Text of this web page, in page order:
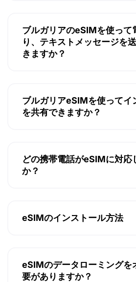
ブルガリアのeSIMを使って
り、テキストメッセージを
きますか？
ブルガリアeSIMを使ってイ
を共有できますか？
どの携帯電話がeSIMに対応
か？
eSIMのインストール方法
eSIMのデータローミングを
要がありますか？